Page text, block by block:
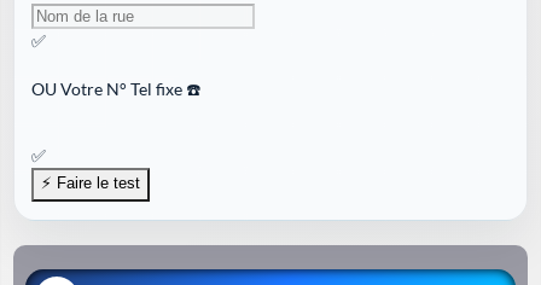
✅
OUVotre N° Tel fixe ☎️
✅